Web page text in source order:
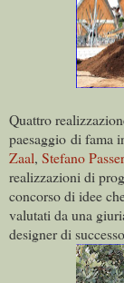
Quattro
paesaggio di fama
Zaal, Stefano
realizzazioni di
concorso di idee
valutati da una
designer di